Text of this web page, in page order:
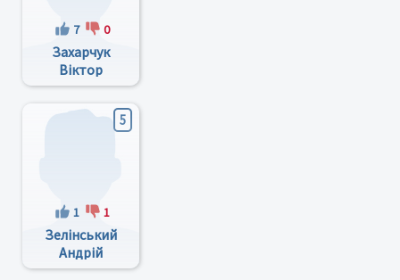
7 0
Захарчук
Віктор
Миколайович
5
1 1
Зелінський
Андрій
Миколайович